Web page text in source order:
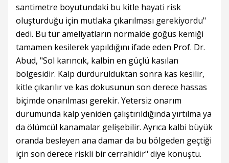
santimetre boyutundaki bu kitle hayati risk
oluşturduğu için mutlaka çıkarılması gerekiyordu"
dedi. Bu tür ameliyatların normalde göğüs kemiği
tamamen kesilerek yapıldığını ifade eden Prof. Dr.
Abud, "Sol karıncık, kalbin en güçlü kasılan
bölgesidir. Kalp durdurulduktan sonra kas kesilir,
kitle çıkarılır ve kas dokusunun son derece hassas
biçimde onarılması gerekir. Yetersiz onarım
durumunda kalp yeniden çalıştırıldığında yırtılma ya
da ölümcül kanamalar gelişebilir. Ayrıca kalbi büyük
oranda besleyen ana damar da bu bölgeden geçtiği
için son derece riskli bir cerrahidir" diye konuştu.